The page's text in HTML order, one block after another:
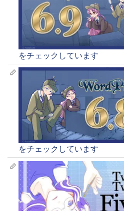
をチェックしています
をチェックしています